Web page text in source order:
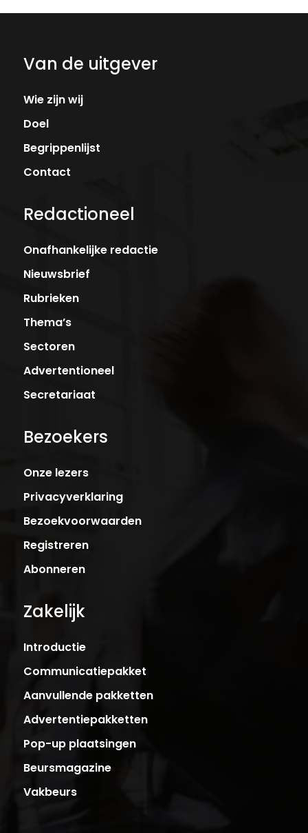
Van de uitgever
Wie zijn wij
Doel
Begrippenlijst
Contact
Redactioneel
Onafhankelijke redactie
Nieuwsbrief
Rubrieken
Thema’s
Sectoren
Advertentioneel
Secretariaat
Bezoekers
Onze lezers
Privacyverklaring
Bezoekvoorwaarden
Registreren
Abonneren
Zakelijk
Introductie
Communicatiepakket
Aanvullende pakketten
Advertentiepakketten
Pop-up plaatsingen
Beursmagazine
Vakbeurs